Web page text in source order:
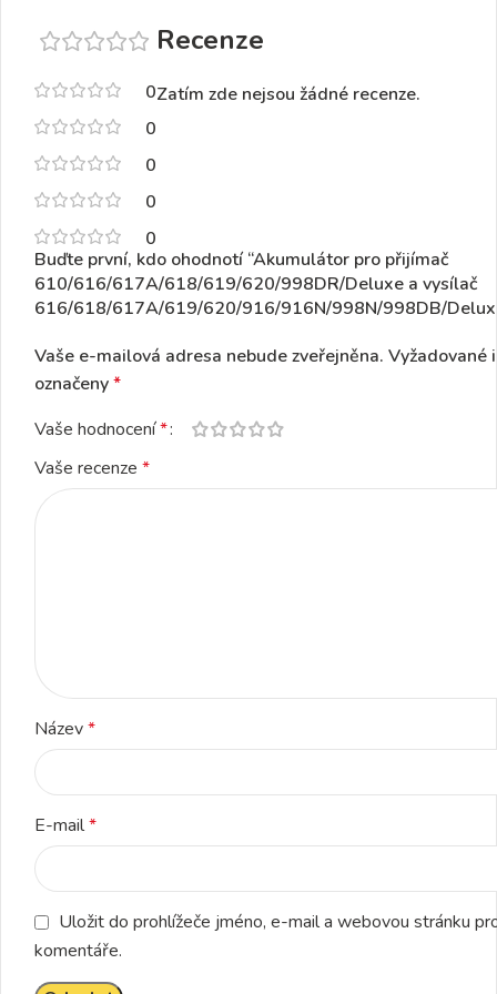
0
0
0
0
0
Recenze
Zatím zde nejsou žádné recenze.
Buďte první, kdo ohodnotí “Akumulátor pro přijímač
610/616/617A/618/619/620/998DR/Deluxe a vysílač
616/618/617A/619/620/916/916N/998N/998DB/
Vaše e-mailová adresa nebude zveřejněna. Vyžadované
označeny*
Vaše hodnocení*
Vaše recenze *
Název*
E-mail*
Uložit do prohlížeče jméno, e-mail a webovou stránku
komentáře.